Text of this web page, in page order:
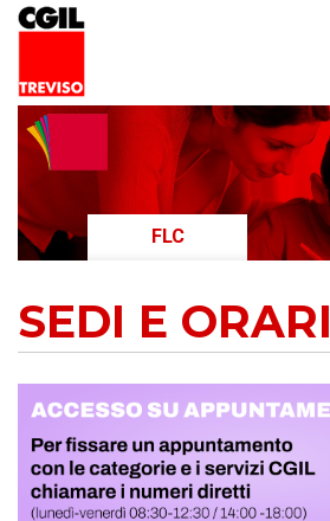
LAVORATORI
PENSIONATI
SERVIZI
SEGRETERIA
CONTATTI
FLC
SEDI E ORARI